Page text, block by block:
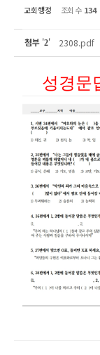
교회행정 조회 수 134
첨부 '2' 2308.pdf
성경문